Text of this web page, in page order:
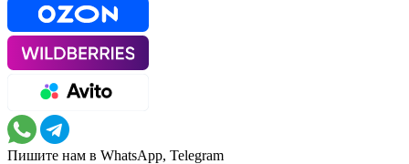
Пишите нам в WhatsApp, Telegram